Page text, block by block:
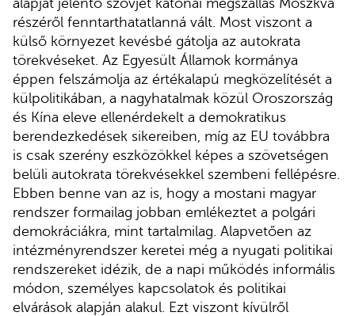
részéről fenntarthatatlanná vált. Most viszont a
külső környezet kevésbé gátolja az autokrata
törekvéseket. Az Egyesült Államok kormánya
éppen felszámolja az értékalapú megközelítését a
külpolitikában, a nagyhatalmak közül Oroszország
és Kína eleve ellenérdekelt a demokratikus
berendezkedések sikereiben, míg az EU továbbra
is csak szerény eszközökkel képes a szövetségen
belüli autokrata törekvésekkel szembeni fellépésre.
Ebben benne van az is, hogy a mostani magyar
rendszer formailag jobban emlékeztet a polgári
demokráciákra, mint tartalmilag. Alapvetően az
intézményrendszer keretei még a nyugati politikai
rendszereket idézik, de a napi működés informális
módon, személyes kapcsolatok és politikai
elvárások alapján alakul. Ezt viszont kívülről